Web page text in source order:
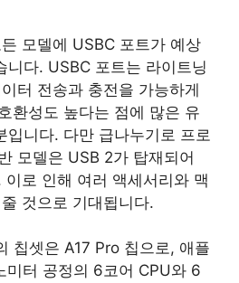
모델에 USBC 포트가 예상
니다. USBC 포트는 라이트닝
터 전송과 충전을 가능하게
환성도 높다는 점에 많은 유
입니다. 다만 급나누기로 프로
모델은 USB 2가 탑재되어
로 인해 여러 액세서리와 맥
것으로 기대됩니다.
칩셋은 A17 Pro 칩으로, 애플
미터 공정의 6코어 CPU와 6